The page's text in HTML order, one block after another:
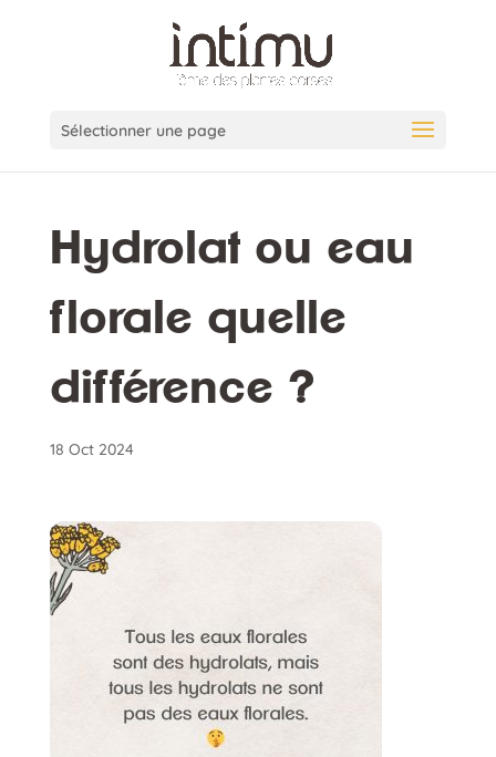
Sélectionner une page
Hydrolat ou eau
florale quelle
différence ?
18 Oct 2024